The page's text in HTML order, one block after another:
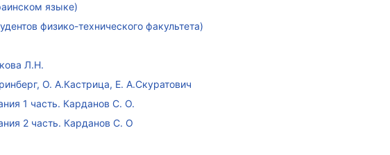
языке)
физико-технического факультета)
Л.Н.
О. А.Кастрица, Е. А.Скуратович
1 часть. Карданов С. О.
2 часть. Карданов С. О